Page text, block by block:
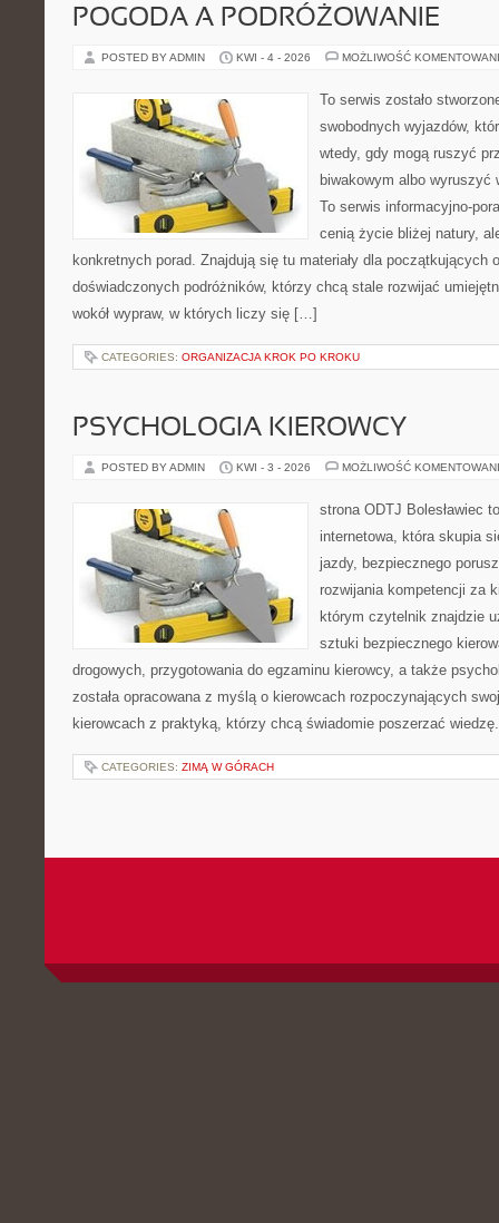
POGODA A PODRÓŻOWANIE
POSTED BY ADMIN KWI - 4 - 2026 MOŻLIWOŚĆ
To serwis zostało
swobodnych wyjazdów,
wtedy, gdy mogą ruszyć
biwakowym albo wyruszyć
To serwis informacyjno-
cenią życie bliżej natury,
konkretnych porad. Znajdują się tu materiały dla początkujących
doświadczonych podróżników, którzy chcą stale rozwijać
wokół wypraw, w których liczy się […]
CATEGORIES: ORGANIZACJA KROK PO KROKU
PSYCHOLOGIA KIEROWCY
POSTED BY ADMIN KWI - 3 - 2026 MOŻLIWOŚĆ
strona ODTJ Bolesławiec
internetowa, która skupia
jazdy, bezpiecznego
rozwijania kompetencji za
którym czytelnik znajdzie
sztuki bezpiecznego
drogowych, przygotowania do egzaminu kierowcy, a także
została opracowana z myślą o kierowcach rozpoczynających
kierowcach z praktyką, którzy chcą świadomie poszerzać
CATEGORIES: ZIMĄ W GÓRACH